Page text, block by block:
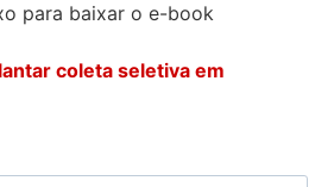
para baixar o e-book
coleta seletiva em